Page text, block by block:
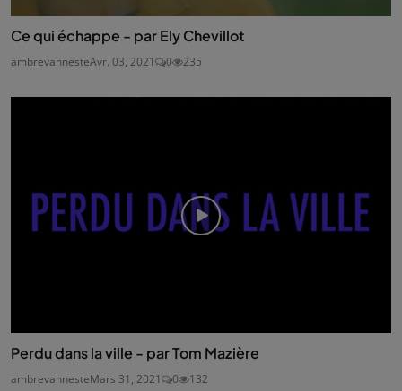
Ce qui échappe - par Ely Chevillot
ambrevannesteAvr. 03, 2021 0 235
Perdu dans la ville - par Tom Mazière
ambrevannesteMars 31, 2021 0 132